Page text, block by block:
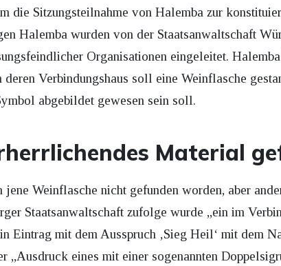
die Sitzungsteilnahme von Halemba zur
Halemba wurden von der Staatsanwaltschaft
Organisationen eingeleitet.
Verbindungshaus soll eine Weinflasche
abgebildet gewesen sein soll.
Material
jene Weinflasche nicht gefunden worden, aber
Staatsanwaltschaft zufolge wurde „ein im
Eintrag mit dem Ausspruch ‚Sieg Heil‘ mit dem
„Ausdruck eines mit einer sogenannten